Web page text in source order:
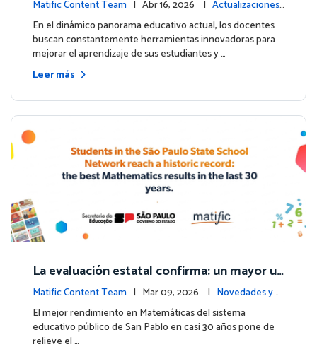
Matific Content Team | Abr 16, 2026 | Actualizaciones
de la plataforma
En el dinámico panorama educativo actual, los docentes
buscan constantemente herramientas innovadoras para
mejorar el aprendizaje de sus estudiantes y …
Leer más
La evaluación estatal confirma: un mayor us
o de Matific se asocia con mejores resultad
os en matemáticas
Matific Content Team | Mar 09, 2026 | Novedades y e
ventos
El mejor rendimiento en Matemáticas del sistema
educativo público de San Pablo en casi 30 años pone de
relieve el …